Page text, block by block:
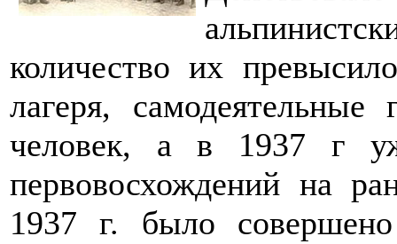
количество их
лагеря,
человек, а в 1937 г
первовосхождений на
1937 г. было